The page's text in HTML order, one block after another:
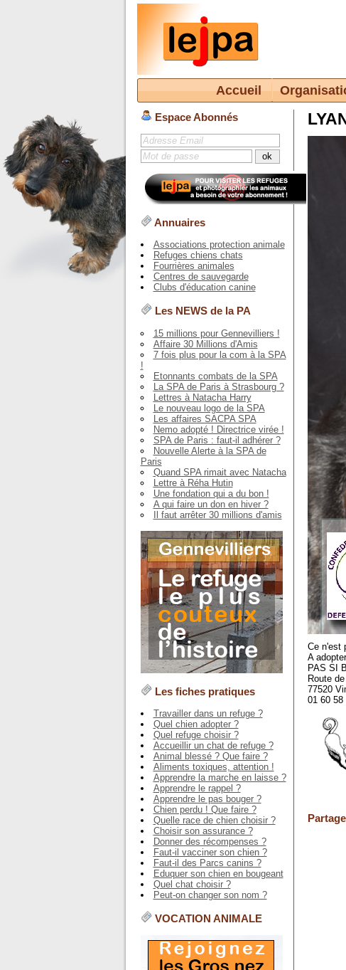
Accueil
Espace Abonnés
Annuaires
Associations protection animale
Refuges chiens chats
Fourrières animales
Centres de sauvegarde
Clubs d'éducation canine
Les NEWS de la PA
15 millions pour Gennevilliers !
Affaire 30 Millions d'Amis
7 fois plus pour la com à la SPA
!
Etonnants combats de la SPA
La SPA de Paris à Strasbourg ?
Lettres à Natacha Harry
Le nouveau logo de la SPA
Les affaires SACPA SPA
Nemo adopté ! Directrice virée !
SPA de Paris : faut-il adhérer ?
Nouvelle Alerte à la SPA de
Paris
Quand SPA rimait avec Natacha
Lettre à Réha Hutin
Une fondation qui a du bon !
A qui faire un don en hiver ?
Il faut arrêter 30 millions d'amis
Les fiches pratiques
Travailler dans un refuge ?
Quel chien adopter ?
Quel refuge choisir ?
Accueillir un chat de refuge ?
Animal blessé ? Que faire ?
Aliments toxiques, attention !
Apprendre la marche en laisse ?
Apprendre le rappel ?
Apprendre le pas bouger ?
Chien perdu ! Que faire ?
Quelle race de chien choisir ?
Choisir son assurance ?
Donner des récompenses ?
Faut-il vacciner son chien ?
Faut-il des Parcs canins ?
Eduquer son chien en bougeant
Quel chat choisir ?
Peut-on changer son nom ?
VOCATION ANIMALE
Ce n'est
A
PAS SI
Route
77520
01 60 58